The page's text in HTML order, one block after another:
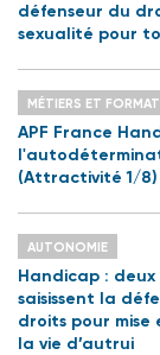
défenseur du
sexualité pour
MÉTIERS ET
APF France
(Attractivité 1/8)
AUTONOMIE
Handicap : deux
saisissent la
droits pour mise
la vie d’autrui